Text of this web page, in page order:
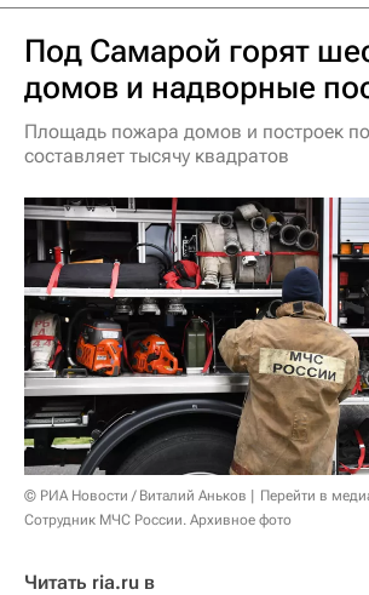
Под Самарой горят
домов и надворные
Площадь пожара домов и построек
составляет тысячу квадратов
© РИА Новости / Виталий Аньков
Перейти в
Сотрудник МЧС России. Архивное фото
Читать ria.ru в